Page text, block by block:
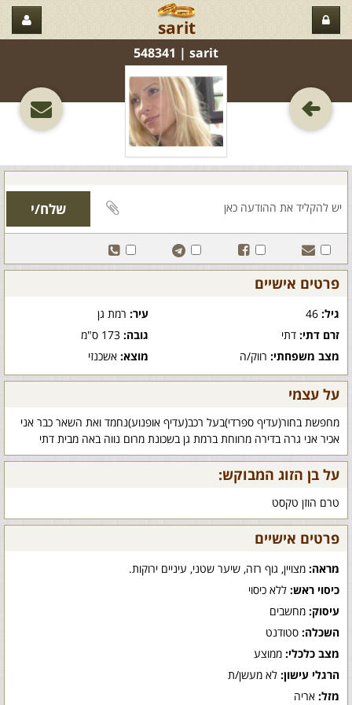
sarit
sarit‏ | 548341
פרטים אישיים
גיל: עיר:רמת גן
זרם דתי: דתי גובה:173 ס"מ
מצב משפחתי: רווק/ה מוצא:אשכנזי
על עצמי
מחפשת בחור(עדיף ספרדי)בעל רכב(עדיף אופנוע)נחמד ואת השאר כבר אני
אכיר אני גרה בדירה מרווחת ברמת גן בשכונת מרום נווה באה מבית דתי
על בן הזוג המבוקש:
טרם הוזן טקסט
פרטים אישיים
מראה: מצויין, גוף רזה, שיער שטני, עיניים ירוקות.
כיסוי ראש: ללא כיסוי
עיסוק: מחשבים
השכלה: סטודנט
מצב כלכלי: ממוצע
הרגלי עישון: לא מעשן/ת
מזל: אריה